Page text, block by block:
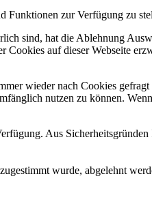
Funktionen zur Verfügung zu
sind, hat die Ablehnung
auf dieser Webseite
wieder nach Cookies
nutzen zu können.
Aus
wurde, abgelehnt